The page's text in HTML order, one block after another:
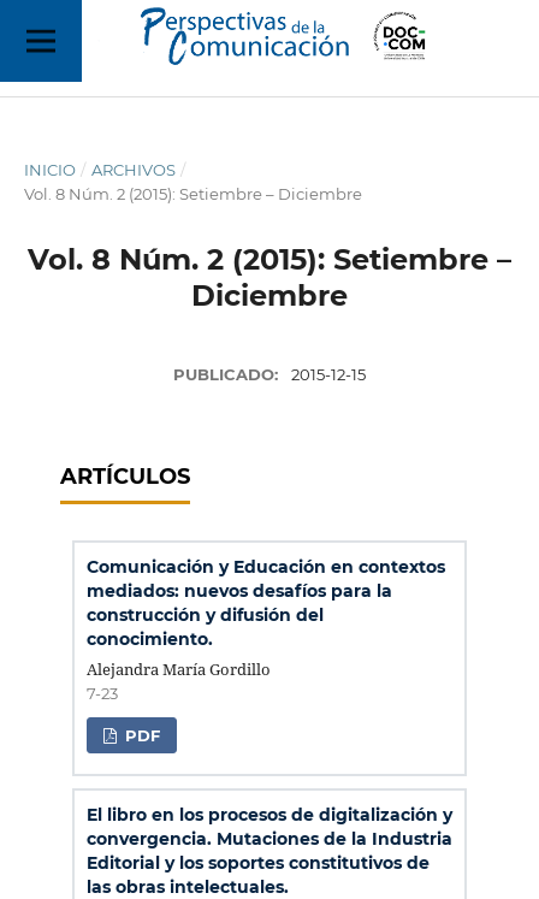
INICIO / ARCHIVOS /
Vol. 8 Núm. 2 (2015): Setiembre – Diciembre
Vol. 8 Núm. 2 (2015): Setiembre –
Diciembre
PUBLICADO: 2015-12-15
ARTÍCULOS
Comunicación y Educación en contextos
mediados: nuevos desafíos para la
construcción y difusión del
conocimiento.
Alejandra María Gordillo
7-23
PDF
El libro en los procesos de digitalización y
convergencia. Mutaciones de la Industria
Editorial y los soportes constitutivos de
las obras intelectuales.